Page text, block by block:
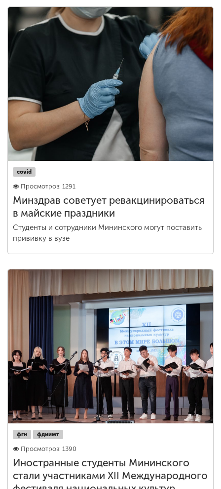
covid
Просмотров: 1291
Минздрав советует ревакцинироваться
в майские праздники
Студенты и сотрудники Мининского могут поставить
прививку в вузе
фгн фдиимт
Просмотров: 1390
Иностранные студенты Мининского
стали участниками XII Международного